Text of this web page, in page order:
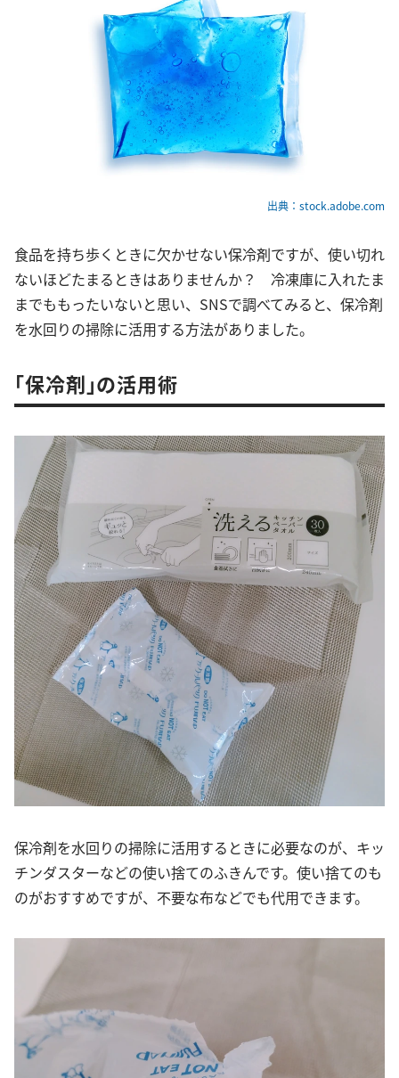
出典：stock.adobe.com
食品を持ち歩くときに欠かせない保冷剤ですが、使い切れ
ないほどたまるときはありませんか？ 冷凍庫に入れたま
までももったいないと思い、SNSで調べてみると、保冷剤
を水回りの掃除に活用する方法がありました。
「保冷剤」の活用術
保冷剤を水回りの掃除に活用するときに必要なのが、キッ
チンダスターなどの使い捨てのふきんです。使い捨てのも
のがおすすめですが、不要な布などでも代用できます。